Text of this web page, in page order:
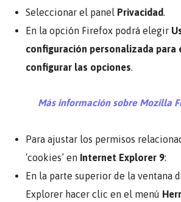
Seleccionar el panel Privacidad.
En la opción Firefox podrá elegir
configuración personalizada para
configurar las opciones.
Más información sobre Mozilla
Para ajustar los permisos
‘cookies’ en Internet Explorer 9:
En la parte superior de la ventana
Explorer hacer clic en el menú